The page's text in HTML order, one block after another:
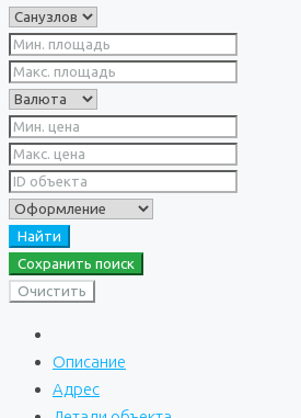
Найти
Сохранить поиск
Очистить
Описание
Адрес